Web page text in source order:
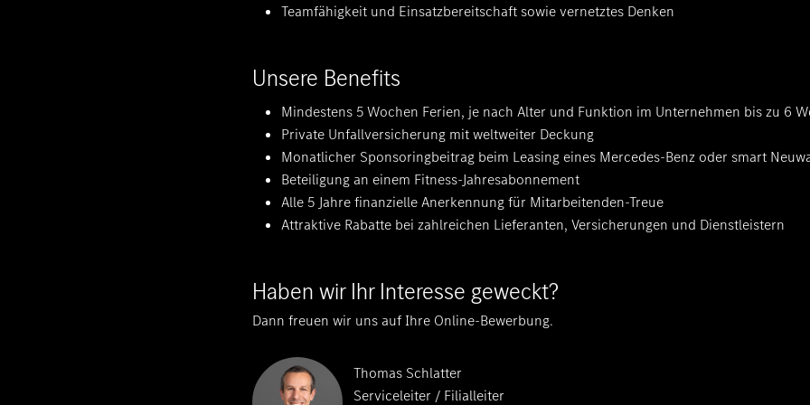
Teamfähigkeit und Einsatzbereitschaft sowie vernetztes Denken
Unsere Benefits
Mindestens 5 Wochen Ferien, je nach Alter und Funktion im Unternehmen bis zu 6
Private Unfallversicherung mit weltweiter Deckung
Monatlicher Sponsoringbeitrag beim Leasing eines Mercedes-Benz oder smart
Beteiligung an einem Fitness-Jahresabonnement
Alle 5 Jahre finanzielle Anerkennung für Mitarbeitenden-Treue
Attraktive Rabatte bei zahlreichen Lieferanten, Versicherungen und Dienstleistern
Haben wir Ihr Interesse geweckt?
Dann freuen wir uns auf Ihre Online-Bewerbung.
Thomas Schlatter
Serviceleiter / Filialleiter